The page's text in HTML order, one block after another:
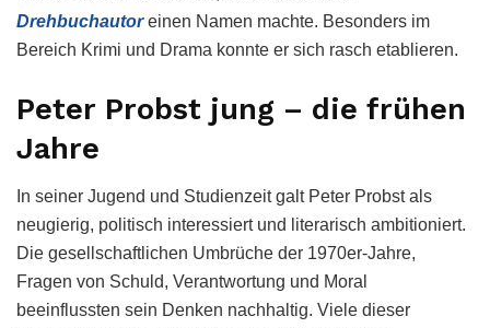
Drehbuchautoreinen Namen machte. Besonders im
Bereich Krimi und Drama konnte er sich rasch etablieren.
Peter Probst jung – die frühen
Jahre
In seiner Jugend und Studienzeit galt Peter Probst als
neugierig, politisch interessiert und literarisch ambitioniert.
Die gesellschaftlichen Umbrüche der 1970er-Jahre,
Fragen von Schuld, Verantwortung und Moral
beeinflussten sein Denken nachhaltig. Viele dieser